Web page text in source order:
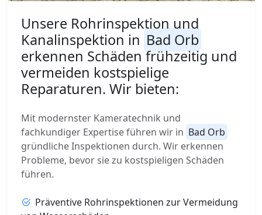
Unsere Rohrinspektion und
Kanalinspektion in Bad Orb
erkennen Schäden frühzeitig und
vermeiden kostspielige
Reparaturen. Wir bieten:
Mit modernster Kameratechnik und
fachkundiger Expertise führen wir in Bad Orb
gründliche Inspektionen durch. Wir erkennen
Probleme, bevor sie zu kostspieligen Schäden
führen.
Präventive Rohrinspektionen zur Vermeidung